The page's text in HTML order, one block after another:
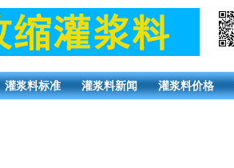
灌浆料标准 灌浆料新闻 灌浆料价格